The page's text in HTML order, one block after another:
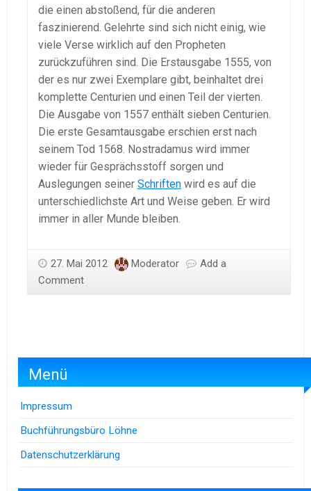
die einen abstoßend, für die anderen
faszinierend. Gelehrte sind sich nicht einig, wie
viele Verse wirklich auf den Propheten
zurückzuführen sind. Die Erstausgabe 1555, von
der es nur zwei Exemplare gibt, beinhaltet drei
komplette Centurien und einen Teil der vierten.
Die Ausgabe von 1557 enthält sieben Centurien.
Die erste Gesamtausgabe erschien erst nach
seinem Tod 1568. Nostradamus wird immer
wieder für Gesprächsstoff sorgen und
Auslegungen seiner Schriften wird es auf die
unterschiedlichste Art und Weise geben. Er wird
immer in aller Munde bleiben.
27. Mai 2012 Moderator
Add a
Comment
Menü
Impressum
Buchführungsbüro Löhne
Datenschutzerklärung